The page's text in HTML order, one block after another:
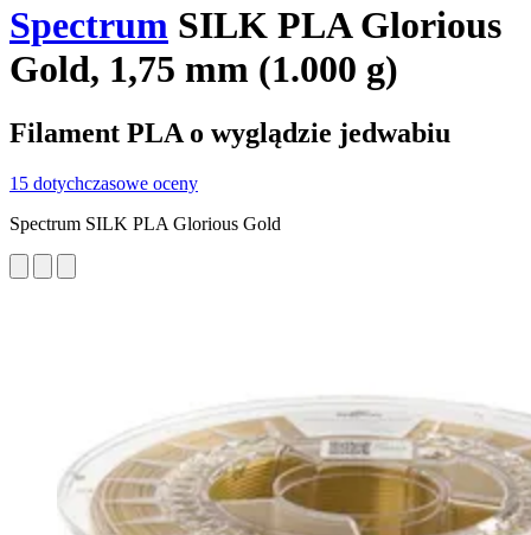
Spectrum SILK PLA Glorious
Gold, 1,75 mm (1.000 g)
Filament PLA o wyglądzie jedwabiu
15 dotychczasowe oceny
Spectrum SILK PLA Glorious Gold